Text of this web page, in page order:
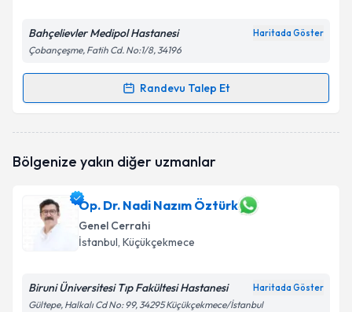
Kişisel verilerimin işlenmesine ilişkin
Metni'ni okudum ve kişisel verilerimin belirtilen
kapsamda işlenmesini kabul ediyorum.
Takvim Talebini Gönder
Bahçelievler Medipol Hastanesi Haritada Göster
Çobançeşme, Fatih Cd. No:1/8, 34196
Randevu Talep Et
Randevu Takvimi Talebi
oluşturun. Size bu uzmandan randevu almanız için bir
E-posta Adresiniz
Kişisel verilerimin işlenmesine ilişkin
Aydınlatma
Metni'ni okudum ve kişisel verilerimin belirtilen
Bölgenize yakın diğer uzmanlar
Op. Dr. Nadi Nazım Öztürk
Genel Cerrahi
İstanbul, Küçükçekmece
Biruni Üniversitesi Tıp Fakültesi Hastanesi Haritada Göster
Gültepe, Halkalı Cd No: 99, 34295 Küçükçekmece/İstanbul